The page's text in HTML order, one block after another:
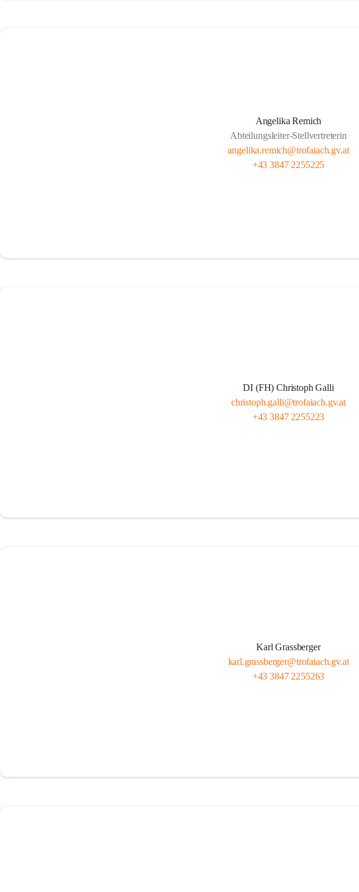
Angelika Remich
Abteilungsleiter-Stellvertreterin
angelika.remich@trofaiach.gv.at
+43 3847 2255225
DI (FH) Christoph Galli
christoph.galli@trofaiach.gv.at
+43 3847 2255223
Karl Grassberger
karl.grassberger@trofaiach.gv.at
+43 3847 2255263